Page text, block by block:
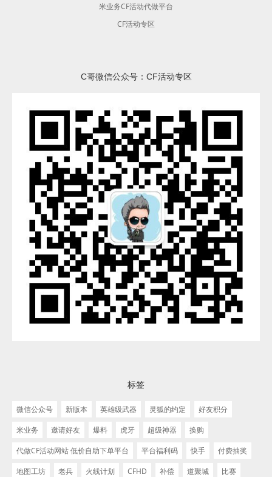
米业务CF活动代做平台
CF活动专区
C哥微信公众号：CF活动专区
标签
微信公众号 新版本 英雄级武器 灵狐的约定
好友积分
米业务
邀请好友 爆料 虎牙 超级神器
换购
代做CF活动网站 低价自助下单平台
平台福利码 快手
付费抽奖
地图工坊
老兵 火线计划 CFHD 补偿 道聚城 比赛